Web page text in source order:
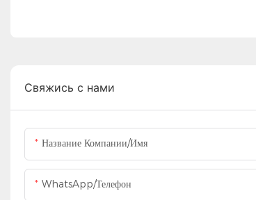
Свяжись с нами
Название Компании/Имя
WhatsApp/Телефон